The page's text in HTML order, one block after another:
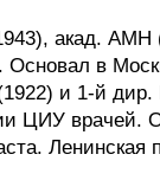
акад. АМН
Основал в
и 1-й
ЦИУ врачей.
Ленинская